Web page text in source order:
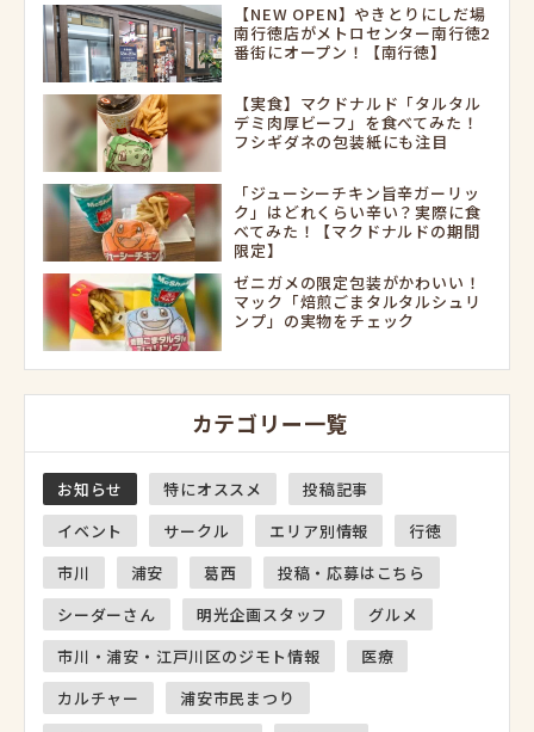
【NEW OPEN】やきとりにしだ場
南行徳店がメトロセンター南行徳2
番街にオープン！【南行徳】
【実食】マクドナルド「タルタル
デミ肉厚ビーフ」を食べてみた！
フシギダネの包装紙にも注目
「ジューシーチキン旨辛ガーリッ
ク」はどれくらい辛い？実際に食
べてみた！【マクドナルドの期間
限定】
ゼニガメの限定包装がかわいい！
マック「焙煎ごまタルタルシュリ
ンプ」の実物をチェック
カテゴリー一覧
お知らせ 特にオススメ
投稿記事
イベント
サークル エリア別情報
行徳
市川
浦安 葛西
投稿・応募はこちら
シーダーさん
明光企画スタッフ
グルメ
市川・浦安・江戸川区のジモト情報
医療
カルチャー
浦安市民まつり